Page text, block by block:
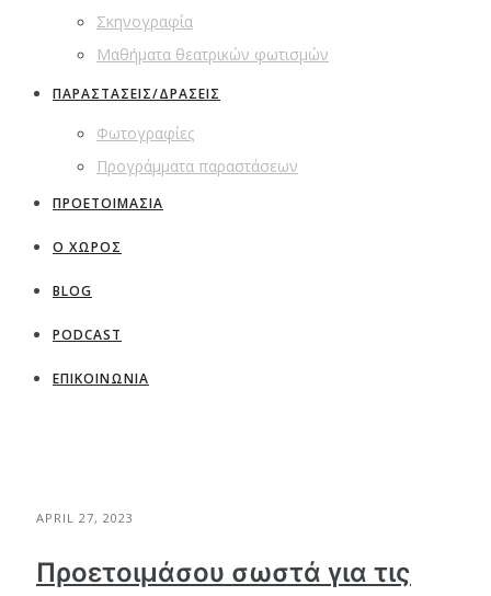
Σκηνογραφία
Μαθήματα θεατρικών φωτισμών
ΠΑΡΑΣΤΑΣΕΙΣ/ΔΡΑΣΕΙΣ
Φωτογραφίες
Προγράμματα παραστάσεων
ΠΡΟΕΤΟΙΜΑΣΙΑ
Ο ΧΩΡΟΣ
BLOG
PODCAST
ΕΠΙΚΟΙΝΩΝΙΑ
APRIL 27, 2023
Προετοιμάσου σωστά για τις